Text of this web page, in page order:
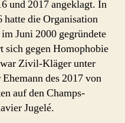
und 2017 angeklagt. In
hatte die Organisation
Juni 2000 gegründete
sich gegen Homophobie
Zivil-Kläger unter
des 2017 von
auf den Champs-
Jugelé.